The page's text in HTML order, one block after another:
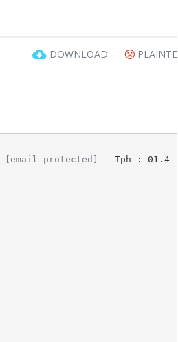
DOWNLOAD PLAINTE
[email protected]
– Tph : 01.4